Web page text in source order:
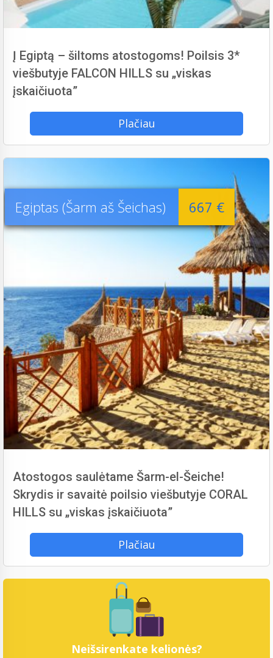
Į Egiptą – šiltoms atostogoms! Poilsis 3*
viešbutyje FALCON HILLS su „viskas
įskaičiuota”
Plačiau
Egiptas (Šarm aš Šeichas) 667 €
Atostogos saulėtame Šarm-el-Šeiche!
Skrydis ir savaitė poilsio viešbutyje CORAL
HILLS su „viskas įskaičiuota”
Plačiau
Neišsirenkate kelionės?